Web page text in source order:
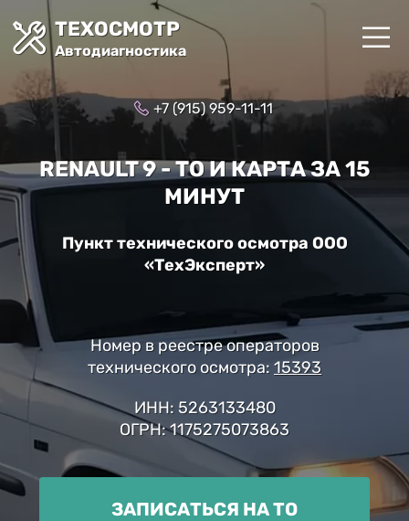
ТЕХОСМОТР
Автодиагностика
+7 (915) 959-11-11
RENAULT 9 - ТО И КАРТА ЗА 15
МИНУТ
Пункт технического осмотра ООО
«ТехЭксперт»
Номер в реестре операторов
технического осмотра: 15393
ИНН: 5263133480
ОГРН: 1175275073863
ЗАПИСАТЬСЯ НА ТО